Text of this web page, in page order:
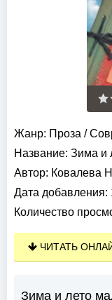
Жанр: Проза /
Название: Зима и
Автор: Ковалева
Дата добавления:
Количество
ЧИТАТЬ
Зима и лето